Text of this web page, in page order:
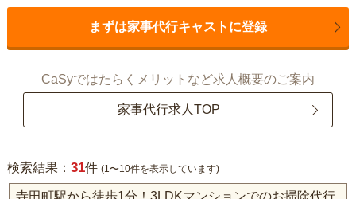
まずは家事代行キャストに登録
CaSyではたらくメリットなど求人概要のご案内
家事代行求人TOP
検索結果： 31件 (1〜10件を表示しています)
寺田町駅から徒歩1分！3LDKマンションでのお掃除代行